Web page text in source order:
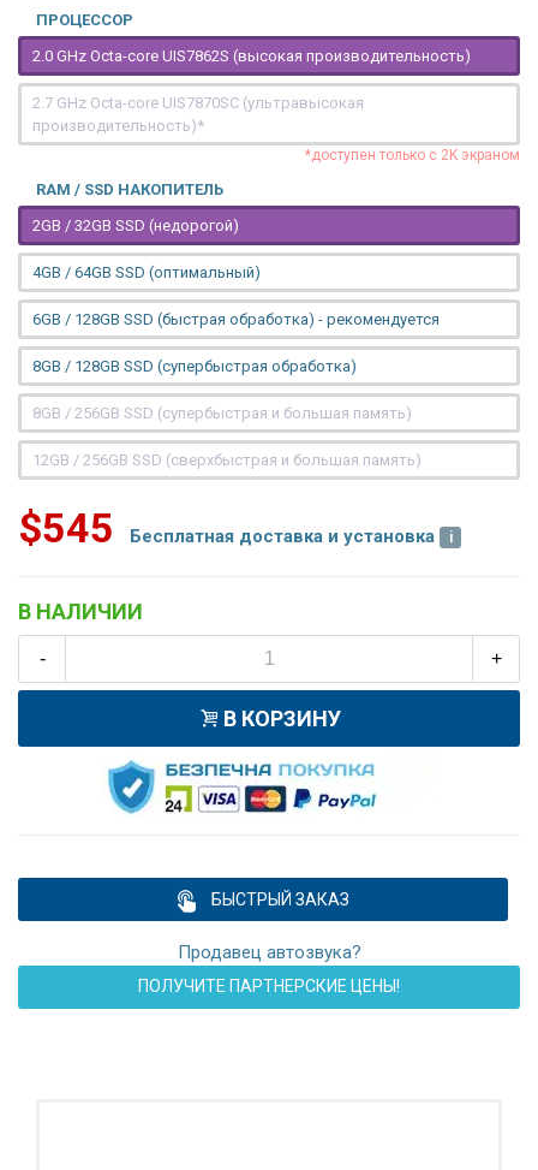
ПРОЦЕССОР
2.0 GHz Octa-core UIS7862S (высокая производительность)
2.7 GHz Octa-core UIS7870SC (ультравысокая
производительность)*
*доступен только с 2K экраном
RAM / SSD НАКОПИТЕЛЬ
2GB / 32GB SSD (недорогой)
4GB / 64GB SSD (оптимальный)
6GB / 128GB SSD (быстрая обработка) - рекомендуется
8GB / 128GB SSD (супербыстрая обработка)
8GB / 256GB SSD (супербыстрая и большая память)
12GB / 256GB SSD (сверхбыстрая и большая память)
$545 Бесплатная доставка и установка
В НАЛИЧИИ
- +
В КОРЗИНУ
БЫСТРЫЙ ЗАКАЗ
Продавец автозвука?
ПОЛУЧИТЕ ПАРТНЕРСКИЕ ЦЕНЫ!